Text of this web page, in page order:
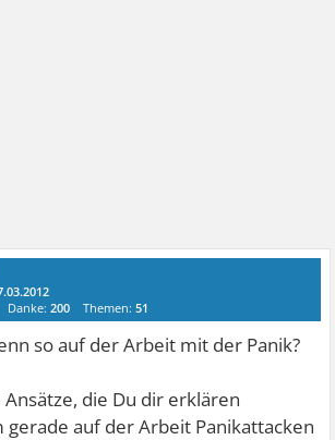
Danke:200 Themen:51
so auf der Arbeit mit der Panik?
die Du dir erklären
auf der Arbeit Panikattacken